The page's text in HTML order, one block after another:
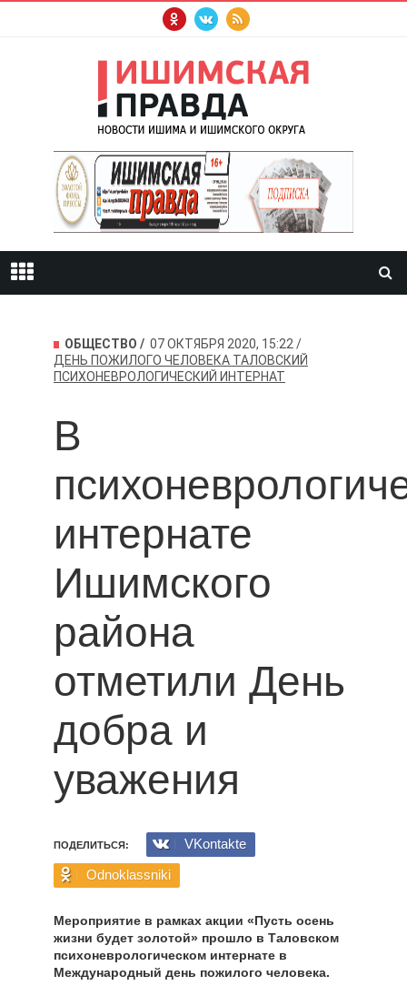
ОБЩЕСТВО
07 ОКТЯБРЯ 2020, 15:22
ДЕНЬ ПОЖИЛОГО ЧЕЛОВЕКА ТАЛОВСКИЙ
ПСИХОНЕВРОЛОГИЧЕСКИЙ ИНТЕРНАТ
В
интернате
Ишимского
района
отметили День
добра и
уважения
ПОДЕЛИТЬСЯ:
VKontakte
Odnoklassniki
Мероприятие в рамках акции «Пусть осень
жизни будет золотой» прошло в Таловском
психоневрологическом интернате в
Международный день пожилого человека.